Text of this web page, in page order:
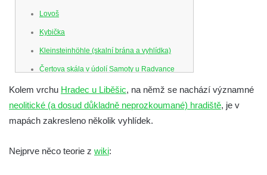
Lovoš
Kybička
Kleinsteinhöhle (skalní brána a vyhlídka)
Čertova skála v údolí Samoty u Radvance
Skalní branka pod rozhlednou Čáp v
Teplických skalách
Schodiště pod rozhlednou Čáp v Teplických
Vyhlídka Lokomotiva v Teplických skalách
Kolem vrchu Hradec u Liběšic, na němž se nachází významné
neolitické (a dosud důkladně neprozkoumané) hradiště, je v
mapách zakresleno několik vyhlídek.
Nejprve něco teorie z wiki: